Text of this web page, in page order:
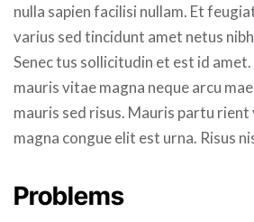
nulla sapien facilisi nullam. Et
varius sed tincidunt amet netus
Senec tus sollicitudin et est id
mauris vitae magna neque arcu
mauris sed risus. Mauris partu
magna congue elit est urna. Risus
Problems